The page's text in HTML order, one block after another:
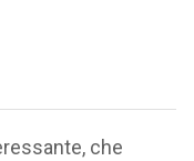
che